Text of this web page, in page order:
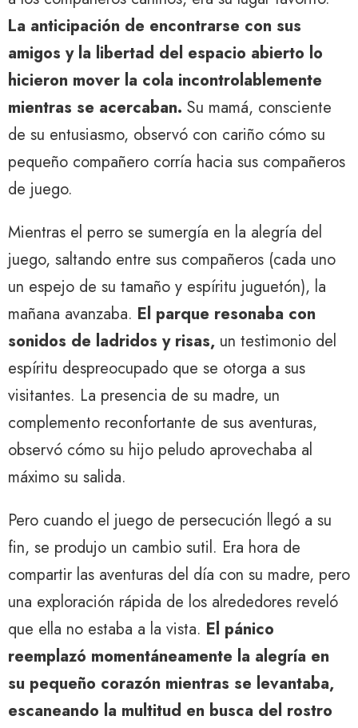
La anticipación de encontrarse con sus
amigos y la libertad del espacio abierto lo
hicieron mover la cola incontrolablemente
mientras se acercaban. Su mamá, consciente
de su entusiasmo, observó con cariño cómo su
pequeño compañero corría hacia sus compañeros
de juego.
Mientras el perro se sumergía en la alegría del
juego, saltando entre sus compañeros (cada uno
un espejo de su tamaño y espíritu juguetón), la
mañana avanzaba. El parque resonaba con
sonidos de ladridos y risas, un testimonio del
espíritu despreocupado que se otorga a sus
visitantes. La presencia de su madre, un
complemento reconfortante de sus aventuras,
observó cómo su hijo peludo aprovechaba al
máximo su salida.
Pero cuando el juego de persecución llegó a su
fin, se produjo un cambio sutil. Era hora de
compartir las aventuras del día con su madre, pero
una exploración rápida de los alrededores reveló
que ella no estaba a la vista. El pánico
reemplazó momentáneamente la alegría en
su pequeño corazón mientras se levantaba,
escaneando la multitud en busca del rostro